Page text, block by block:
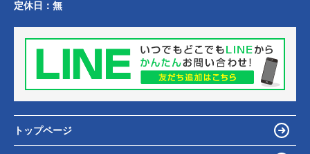
定休日： 無
トップページ